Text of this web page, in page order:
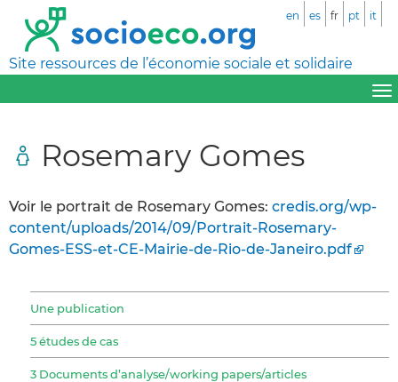
Site ressources de l’économie sociale et solidaire
en es fr pt it
Rosemary Gomes
Voir le portrait de Rosemary Gomes: credis.org/wp-
content/uploads/2014/09/Portrait-Rosemary-
Gomes-ESS-et-CE-Mairie-de-Rio-de-Janeiro.pdf
Une publication
5 études de cas
3 Documents d’analyse/working papers/articles